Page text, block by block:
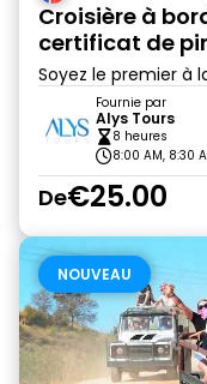
Croisière à
certificat de
Soyez le premier à
Fournie par
Alys Tours
8 heures
8:00 AM, 8:30
De€25.00
NOUVEAU